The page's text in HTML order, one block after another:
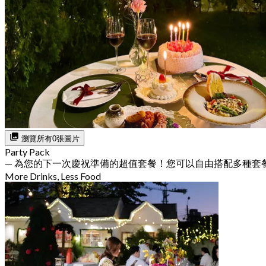
瀏覽所有0張圖片
Party Pack
— 為您的下一次慶祝準備的超值套餐！您可以自由搭配多種套
More Drinks, Less Food